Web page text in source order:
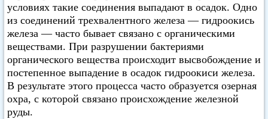
условиях такие соединения выпадают в осадок. Одно
из соединений трехвалентного железа — гидроокись
железа — часто бывает связано с органическими
веществами. При разрушении бактериями
органического вещества происходит высвобождение и
постепенное выпадение в осадок гидроокиси железа.
В результате этого процесса часто образуется озерная
охра, с которой связано происхождение железной
руды.